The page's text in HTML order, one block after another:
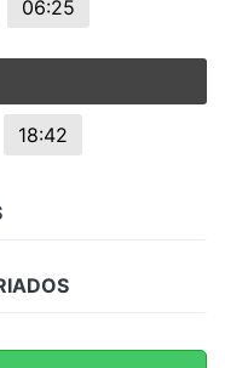
06:25
18:42